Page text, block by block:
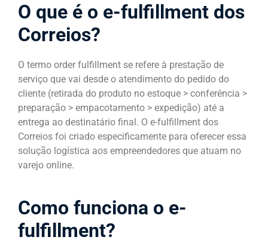
O que é o e-fulfillment dos
Correios?
O termo order fulfillment se refere à prestação de
serviço que vai desde o atendimento do pedido do
cliente (retirada do produto no estoque > conferência >
preparação > empacotamento > expedição) até a
entrega ao destinatário final. O e-fulfillment dos
Correios foi criado especificamente para oferecer essa
solução logística aos empreendedores que atuam no
varejo online.
Como funciona o e-
fulfillment?